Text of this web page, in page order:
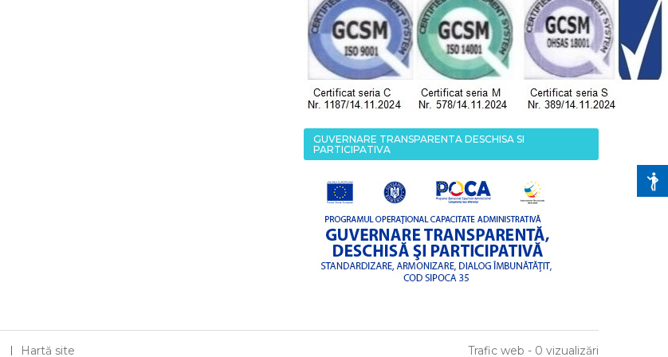
GUVERNARE TRANSPARENTA DESCHISA SI
PARTICIPATIVA
Hartă site Trafic web - 0 vizualizări